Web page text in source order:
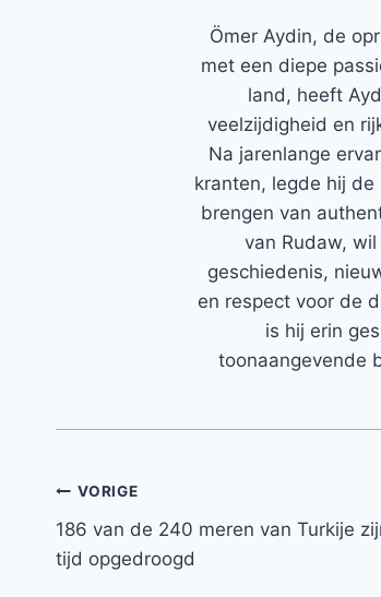
Ömer Aydin, de
met een diepe
land, heeft
veelzijdigheid en
Na jarenlange
kranten, legde hij
brengen van
van Rudaw,
geschiedenis,
en respect voor de
is hij erin
toonaangevende
Bericht
navigatie
VORIGE
186 van de 240 meren van Turkije
tijd opgedroogd